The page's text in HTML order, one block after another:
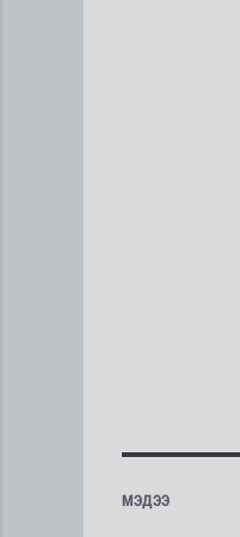
МЭДЭЭ